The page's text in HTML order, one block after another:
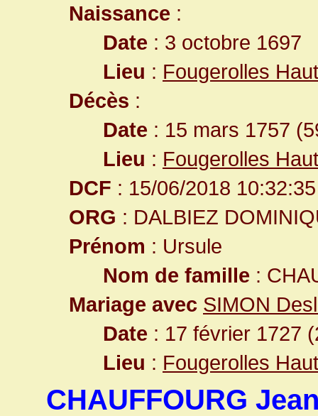
Naissance :
Date : 3 octobre 1697
Lieu : Fougerolles
Décès :
Date : 15 mars 1757
Lieu : Fougerolles
DCF : 15/06/2018 10:32:35
ORG : DALBIEZ
Prénom : Ursule
Nom de famille :
Mariage avec SIMON
Date : 17 février 1727
Lieu : Fougerolles
CHAUFFOURG